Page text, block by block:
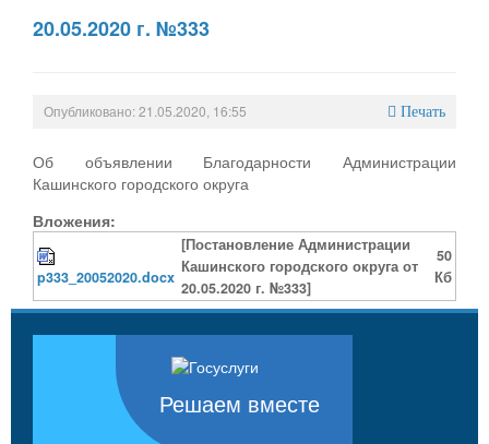
20.05.2020 г. №333
Опубликовано: 21.05.2020, 16:55 Печать
Об объявлении Благодарности Администрации
Кашинского городского округа
Вложения:
p333_20052020.docx
[Постановление Администрации
Кашинского городского округа от
20.05.2020 г. №333]
50
Кб
Решаем вместе